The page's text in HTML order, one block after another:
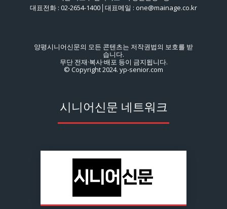
대표전화 : 02-2654-1400│대표메일 : one@mainage.co.kr
양평시니어신문의 모든 콘텐츠는 저작권법의 보호를 받
습니다.
무단 전재·복사·배포 등이 금지됩니다.
© Copyright 2024. yp-senior.com
시니어신문 네트워크